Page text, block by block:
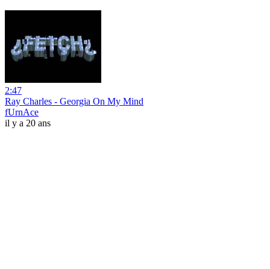
2:47
Ray Charles - Georgia On My Mind
fUrnAce
il y a 20 ans